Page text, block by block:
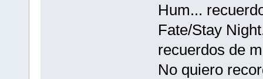
Hum...
Fate/Stay
recuerdos de
No quiero